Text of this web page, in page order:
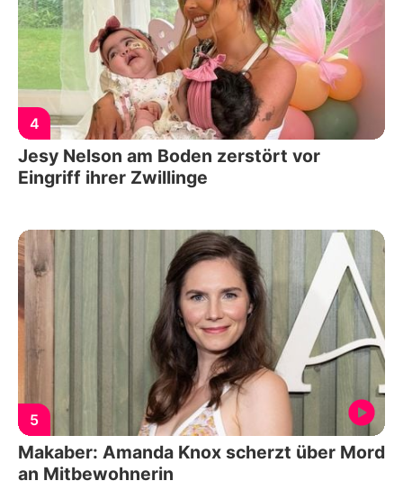
4
Jesy Nelson am Boden zerstört vor
Eingriff ihrer Zwillinge
5
Makaber: Amanda Knox scherzt über Mord
an Mitbewohnerin